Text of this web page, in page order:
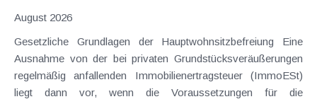
August 2026
Gesetzliche Grundlagen der Hauptwohnsitzbefreiung Eine
Ausnahme von der bei privaten Grundstücksveräußerungen
regelmäßig anfallenden Immobilienertragsteuer (ImmoESt)
liegt dann vor, wenn die Voraussetzungen für die